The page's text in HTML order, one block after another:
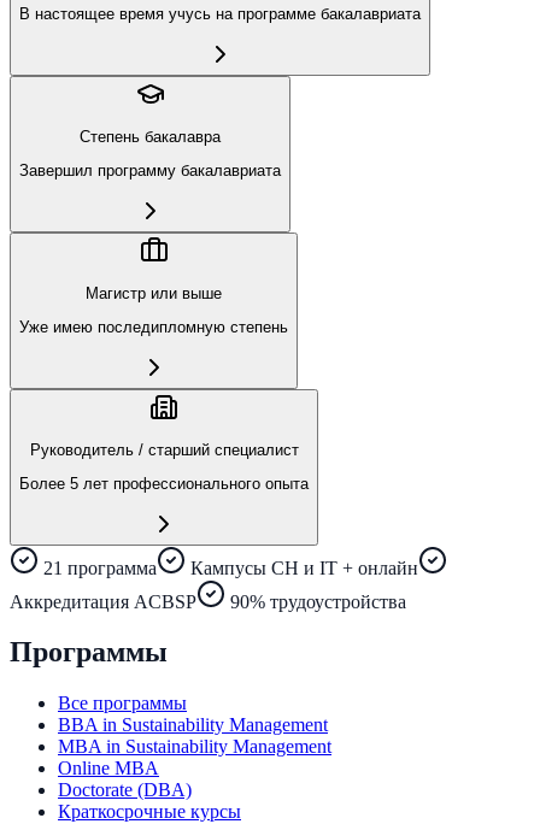
В настоящее время учусь на программе бакалавриата
Степень бакалавра
Завершил программу бакалавриата
Магистр или выше
Уже имею последипломную степень
Руководитель / старший специалист
Более 5 лет профессионального опыта
21 программа
Кампусы CH и IT + онлайн
Аккредитация ACBSP
90% трудоустройства
Программы
Все программы
BBA in Sustainability Management
MBA in Sustainability Management
Online MBA
Doctorate (DBA)
Краткосрочные курсы